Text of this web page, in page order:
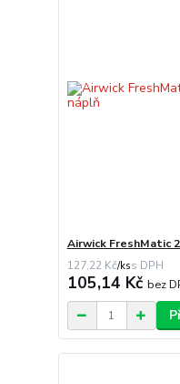
Airwick FreshMatic
127,22 Kč/ks
105,14 Kč bez